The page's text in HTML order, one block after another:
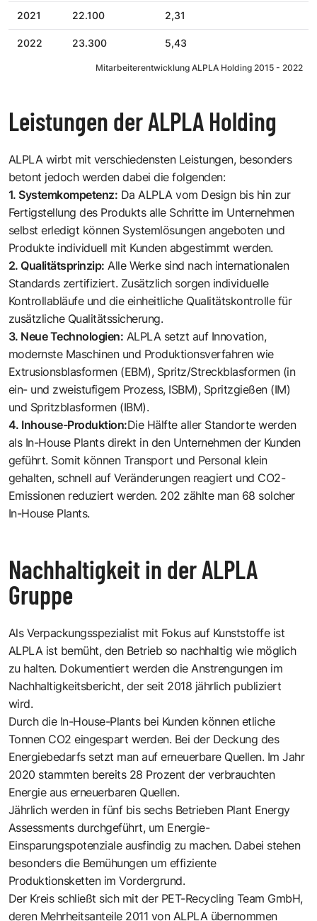
2021 22.100 2,31
2022 23.300 5,43
Mitarbeiterentwicklung ALPLA Holding 2015 - 2022
Leistungen der ALPLA Holding
ALPLA wirbt mit verschiedensten Leistungen, besonders
betont jedoch werden dabei die folgenden:
1. Systemkompetenz: Da ALPLA vom Design bis hin zur
Fertigstellung des Produkts alle Schritte im Unternehmen
selbst erledigt können Systemlösungen angeboten und
Produkte individuell mit Kunden abgestimmt werden.
2. Qualitätsprinzip: Alle Werke sind nach internationalen
Standards zertifiziert. Zusätzlich sorgen individuelle
Kontrollabläufe und die einheitliche Qualitätskontrolle für
zusätzliche Qualitätssicherung.
3. Neue Technologien: ALPLA setzt auf Innovation,
modernste Maschinen und Produktionsverfahren wie
Extrusionsblasformen (EBM), Spritz/Streckblasformen (in
ein- und zweistufigem Prozess, ISBM), Spritzgießen (IM)
und Spritzblasformen (IBM).
4. Inhouse-Produktion:Die Hälfte aller Standorte werden
als In-House Plants direkt in den Unternehmen der Kunden
geführt. Somit können Transport und Personal klein
gehalten, schnell auf Veränderungen reagiert und CO2-
Emissionen reduziert werden. 202 zählte man 68 solcher
In-House Plants.
Nachhaltigkeit in der ALPLA
Gruppe
Als Verpackungsspezialist mit Fokus auf Kunststoffe ist
ALPLA ist bemüht, den Betrieb so nachhaltig wie möglich
zu halten. Dokumentiert werden die Anstrengungen im
Nachhaltigkeitsbericht, der seit 2018 jährlich publiziert
wird.
Durch die In-House-Plants bei Kunden können etliche
Tonnen CO2 eingespart werden. Bei der Deckung des
Energiebedarfs setzt man auf erneuerbare Quellen. Im Jahr
2020 stammten bereits 28 Prozent der verbrauchten
Energie aus erneuerbaren Quellen.
Jährlich werden in fünf bis sechs Betrieben Plant Energy
Assessments durchgeführt, um Energie-
Einsparungspotenziale ausfindig zu machen. Dabei stehen
besonders die Bemühungen um effiziente
Produktionsketten im Vordergrund.
Der Kreis schließt sich mit der PET-Recycling Team GmbH,
deren Mehrheitsanteile 2011 von ALPLA übernommen